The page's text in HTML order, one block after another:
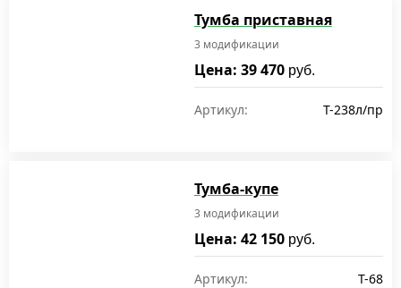
Тумба приставная
3 модификации
Цена: 39 470 руб.
Артикул: T-238л/пр
Тумба-купе
3 модификации
Цена: 42 150 руб.
Артикул: T-68